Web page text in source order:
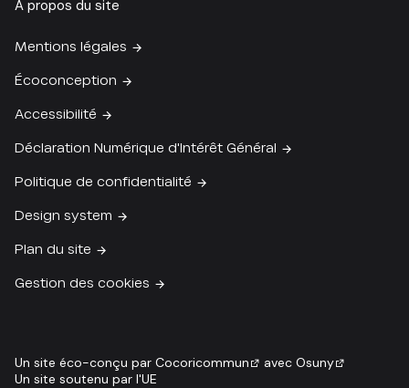
À propos du site
Mentions légales
Écoconception
Accessibilité
Déclaration Numérique d'Intérêt Général
Politique de confidentialité
Design system
Plan du site
Gestion des cookies
Un site soutenu par l'UE
Un site éco-conçu par Cocoricommun avec Osuny